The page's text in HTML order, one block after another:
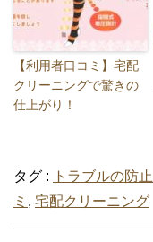
【利用者口コミ】宅配
クリーニングで驚きの
仕上がり！
タグ : トラブルの防止
ミ , 宅配クリーニング